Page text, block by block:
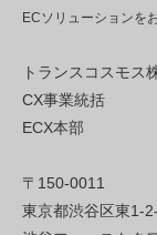
ECソリューションを
トランスコスモス
CX事業統括
ECX本部
〒150-0011
東京都渋谷区東1-